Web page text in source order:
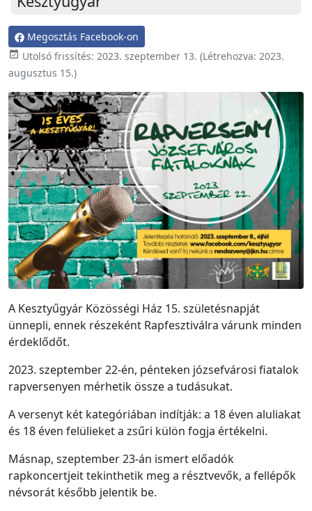
Megosztás Facebook-on
 Utolsó frissítés: 2023. szeptember 13. (Létrehozva: 2023.
augusztus 15.)
A Kesztyűgyár Közösségi Ház 15. születésnapját
ünnepli, ennek részeként Rapfesztiválra várunk minden
érdeklődőt.
2023. szeptember 22-én, pénteken józsefvárosi fiatalok
rapversenyen mérhetik össze a tudásukat.
A versenyt két kategóriában indítják: a 18 éven aluliakat
és 18 éven felülieket a zsűri külön fogja értékelni.
Másnap, szeptember 23-án ismert előadók
rapkoncertjeit tekinthetik meg a résztvevők, a fellépők
névsorát később jelentik be.